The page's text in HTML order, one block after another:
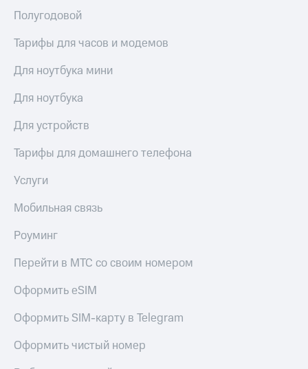
Полугодовой
Тарифы для часов и модемов
Для ноутбука мини
Для ноутбука
Для устройств
Тарифы для домашнего телефона
Услуги
Мобильная связь
Роуминг
Перейти в МТС со своим номером
Оформить eSIM
Оформить SIM-карту в Telegram
Оформить чистый номер